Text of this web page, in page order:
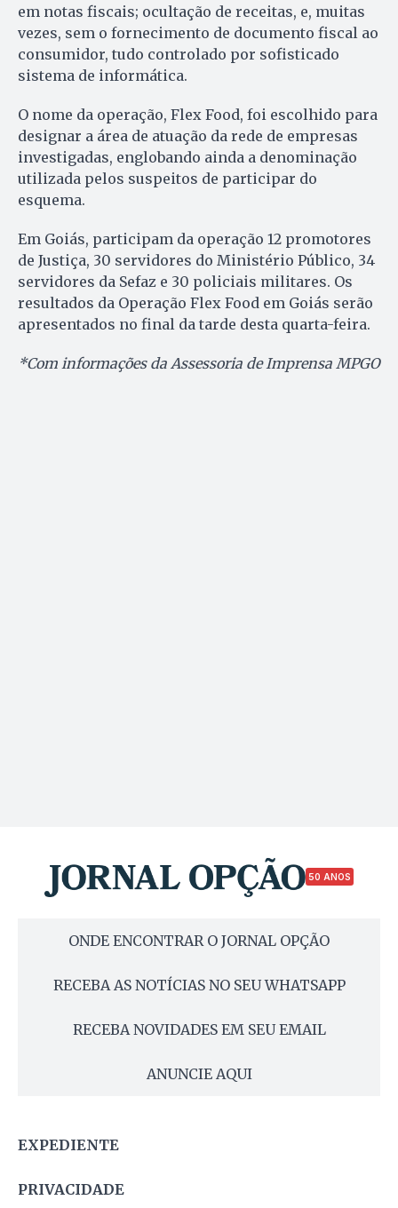
em notas fiscais; ocultação de receitas, e, muitas
vezes, sem o fornecimento de documento fiscal ao
consumidor, tudo controlado por sofisticado
sistema de informática.
O nome da operação, Flex Food, foi escolhido para
designar a área de atuação da rede de empresas
investigadas, englobando ainda a denominação
utilizada pelos suspeitos de participar do
esquema.
Em Goiás, participam da operação 12 promotores
de Justiça, 30 servidores do Ministério Público, 34
servidores da Sefaz e 30 policiais militares. Os
resultados da Operação Flex Food em Goiás serão
apresentados no final da tarde desta quarta-feira.
*Com informações da Assessoria de Imprensa MPGO
50 ANOS
ONDE ENCONTRAR O JORNAL OPÇÃO
RECEBA AS NOTÍCIAS NO SEU WHATSAPP
RECEBA NOVIDADES EM SEU EMAIL
ANUNCIE AQUI
EXPEDIENTE
PRIVACIDADE